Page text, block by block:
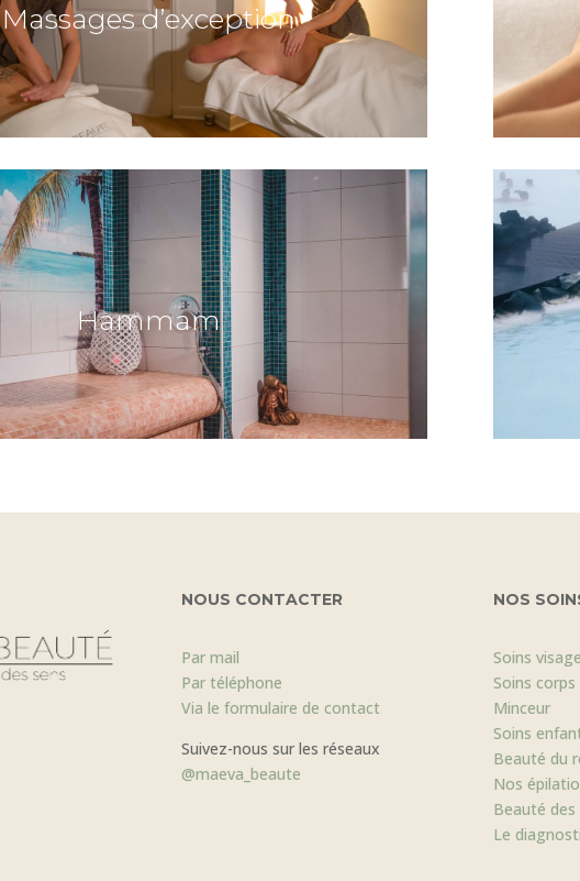
Massages d’exception
Hammam
NOUS CONTACTER
Par mail
Par téléphone
Via le formulaire de contact
Suivez-nous sur les réseaux
@maeva_beaute
NOS
Soins visage
Soins corps
Minceur
Soins
Beauté du
Nos
Beauté
Le